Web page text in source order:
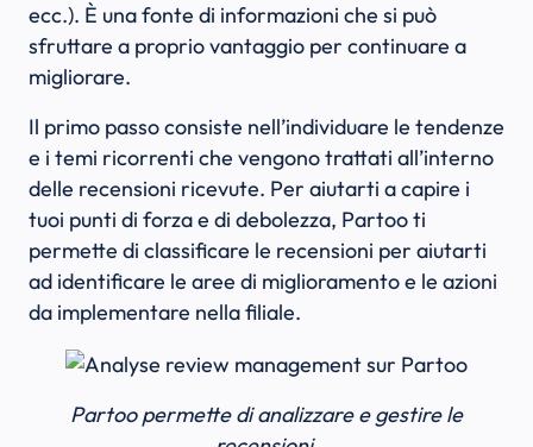
ecc.). È una fonte di informazioni che si può
sfruttare a proprio vantaggio per continuare a
migliorare.
Il primo passo consiste nell’individuare le tendenze
e i temi ricorrenti che vengono trattati all’interno
delle recensioni ricevute. Per aiutarti a capire i
tuoi punti di forza e di debolezza, Partoo ti
permette di classificare le recensioni per aiutarti
ad identificare le aree di miglioramento e le azioni
da implementare nella filiale.
Partoo permette di analizzare e gestire le